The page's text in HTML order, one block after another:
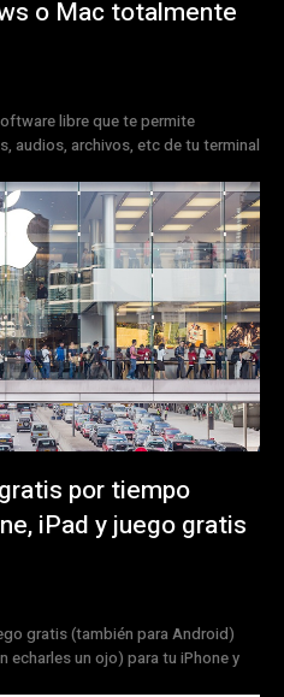
o Mac totalmente
libre que te permite
audios, archivos, etc de tu terminal
por tiempo
iPad y juego gratis
gratis (también para Android)
un ojo) para tu iPhone y